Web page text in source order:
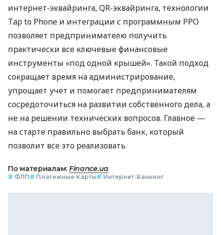
интернет-эквайринга, QR-эквайринга, технологии
Tap to Phone и интеграции с программным РРО
позволяет предпринимателю получить
практически все ключевые финансовые
инструменты «под одной крышей». Такой подход
сокращает время на администрирование,
упрощает учет и помогает предпринимателям
сосредоточиться на развитии собственного дела, а
не на решении технических вопросов. Главное —
на старте правильно выбрать банк, который
позволит все это реализовать.
По материалам: Finance.ua
# ФЛП# Платежные Карты# Интернет-Банкинг